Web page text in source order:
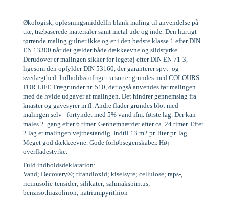
Økologisk, opløsningsmiddelfri blank maling til anvendelse på
træ, træbaserede materialer samt metal ude og inde. Den hurtigt
tørrende maling gulner ikke og er i den bedste klasse 1 efter DIN
EN 13300 når det gælder både dækkeevne og slidstyrke.
Derudover er malingen sikker for legetøj efter DIN EN 71-3,
ligesom den opfylder DIN 53160, der garanterer spyt- og
svedægthed. Indholdsstofrige træsorter grundes med COLOURS
FOR LIFE Trægrunder nr. 510, der også anvendes før malingen
med de hvide udgaver af malingen. Det hindrer gennemslag fra
knaster og gavesyrer m.fl. Andre flader grundes blot med
malingen selv - fortyndet med 5% vand ifm. første lag. Der kan
males 2. gang efter 6 timer. Gennemhærdet efter ca. 24 timer. Efter
2 lag er malingen vejrbestandig. Indtil 13 m2 pr. liter pr. lag.
Meget god dækkeevne. Gode forløbsegenskaber. Høj
overfladestyrke.
Fuld indholdsdeklaration:
Vand; Decovery®; titandioxid; kiselsyre; cellulose; raps-,
ricinusolie-tensider; silikater; salmiakspiritus;
benzisothiazolinon; natriumpyrithion